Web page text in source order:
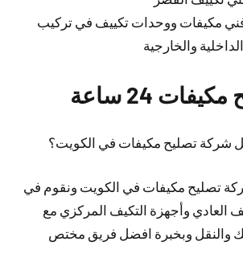
فني مكيفات ووحدات تكييف في تركيب
والخارجية
24 ساعة
تصليح مكيفات في الكويت؟
تصليح مكيفات في الكويت ونقوم في
العادي وأجهزة التكيف المركزي مع
والنقل وبخبرة افضل فريق مختص